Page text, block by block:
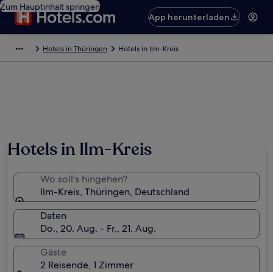
Zum Hauptinhalt springen
App herunterladen
Hotels in Thüringen Hotels in Ilm-Kreis
Hotels in Ilm-Kreis
Wo soll’s hingehen?
Ilm-Kreis, Thüringen, Deutschland
Daten
Do., 20. Aug. - Fr., 21. Aug.
Gäste
2 Reisende, 1 Zimmer